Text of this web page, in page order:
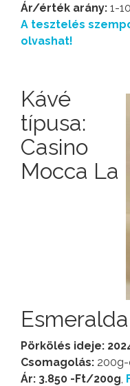
Ár/érték arány: 1-
A tesztelés
olvashat!
Kávé
típusa:
Casino
Mocca La
Pörkölés ideje:
Csomagolás:
Ár: 3.850 -Ft/200g